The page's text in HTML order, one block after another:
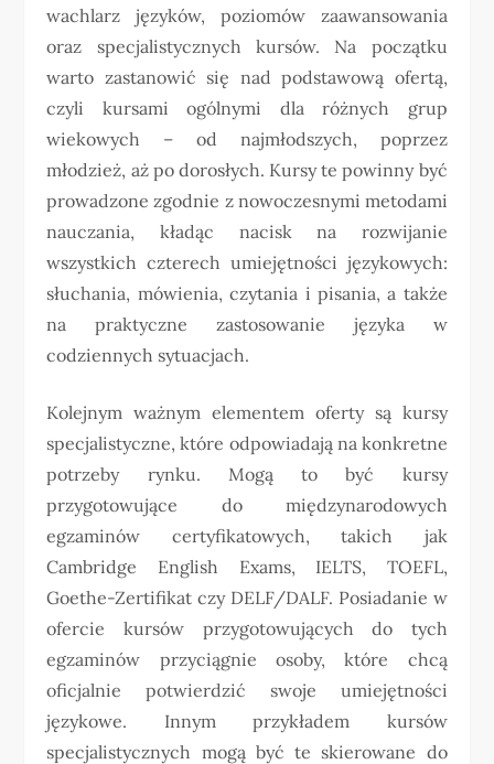
wachlarz języków, poziomów zaawansowania
oraz specjalistycznych kursów. Na początku
warto zastanowić się nad podstawową ofertą,
czyli kursami ogólnymi dla różnych grup
wiekowych – od najmłodszych, poprzez
młodzież, aż po dorosłych. Kursy te powinny być
prowadzone zgodnie z nowoczesnymi metodami
nauczania, kładąc nacisk na rozwijanie
wszystkich czterech umiejętności językowych:
słuchania, mówienia, czytania i pisania, a także
na praktyczne zastosowanie języka w
codziennych sytuacjach.
Kolejnym ważnym elementem oferty są kursy
specjalistyczne, które odpowiadają na konkretne
potrzeby rynku. Mogą to być kursy
przygotowujące do międzynarodowych
egzaminów certyfikatowych, takich jak
Cambridge English Exams, IELTS, TOEFL,
Goethe-Zertifikat czy DELF/DALF. Posiadanie w
ofercie kursów przygotowujących do tych
egzaminów przyciągnie osoby, które chcą
oficjalnie potwierdzić swoje umiejętności
językowe. Innym przykładem kursów
specjalistycznych mogą być te skierowane do